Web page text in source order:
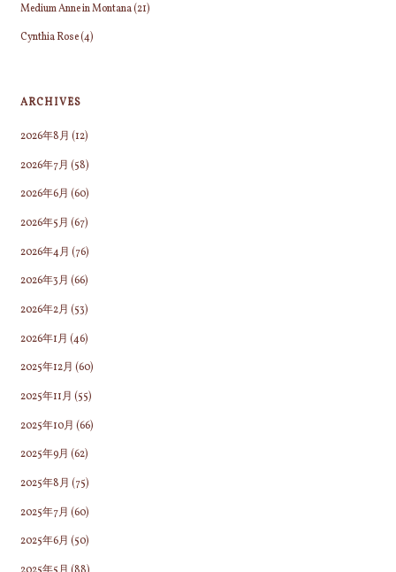
Medium Anne in Montana(21)
Cynthia Rose(4)
ARCHIVES
2026年8月 (12)
2026年7月 (58)
2026年6月 (60)
2026年5月 (67)
2026年4月 (76)
2026年3月 (66)
2026年2月 (53)
2026年1月 (46)
2025年12月 (60)
2025年11月 (55)
2025年10月 (66)
2025年9月 (62)
2025年8月 (75)
2025年7月 (60)
2025年6月 (50)